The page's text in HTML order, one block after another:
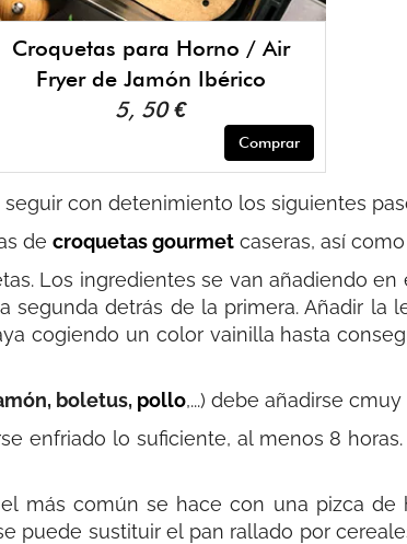
Croquetas para Horno / Air
Fryer de Jamón Ibérico
5, 50 €
Comprar
con detenimiento los siguientes
de croquetas gourmet caseras, así
Los ingredientes se van añadiendo
segunda detrás de la primera. Añadir la
cogiendo un color vainilla hasta
boletus, pollo,...) debe añadirse
enfriado lo suficiente, al menos 8
más común se hace con una pizca
puede sustituir el pan rallado por